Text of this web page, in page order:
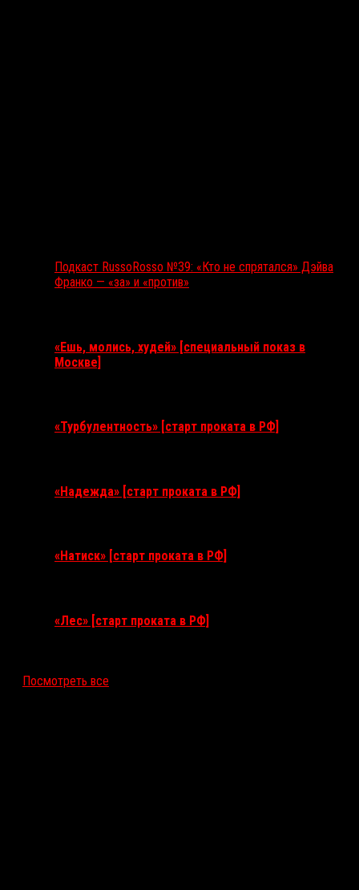
Подкаст RussoRosso №39: «Кто не спрятался» Дэйва
Франко — «за» и «против»
«Ешь, молись, худей» [специальный показ в
Москве]
«Турбулентность» [старт проката в РФ]
«Надежда» [старт проката в РФ]
«Натиск» [старт проката в РФ]
«Лес» [старт проката в РФ]
Посмотреть все